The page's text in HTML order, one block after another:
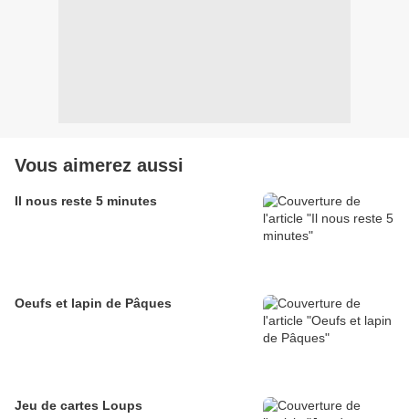
Vous aimerez aussi
Il nous reste 5 minutes
Oeufs et lapin de Pâques
Jeu de cartes Loups